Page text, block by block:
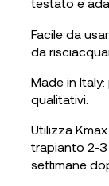
Facile da
da
Made in
qualitativi.
Utilizza
trapianto 2-3
settimane